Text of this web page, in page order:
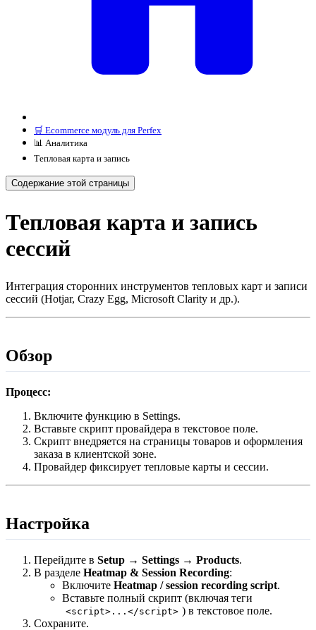
🛒 Ecommerce модуль для Perfex
📊 Аналитика
Тепловая карта и запись
Содержание этой страницы
Тепловая карта и запись
сессий
Интеграция сторонних инструментов тепловых карт и записи
сессий (Hotjar, Crazy Egg, Microsoft Clarity и др.).
Обзор
Процесс:
Включите функцию в Settings.
Вставьте скрипт провайдера в текстовое поле.
Скрипт внедряется на страницы товаров и оформления
заказа в клиентской зоне.
Провайдер фиксирует тепловые карты и сессии.
Настройка
Перейдите в Setup → Settings → Products.
В разделе Heatmap & Session Recording:
Включите Heatmap / session recording script.
Вставьте полный скрипт (включая теги
<script>...</script> ) в текстовое поле.
Сохраните.